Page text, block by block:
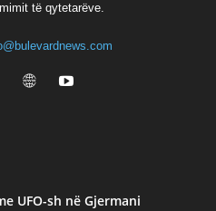
të qytetarëve.
UFO-sh në Gjermani